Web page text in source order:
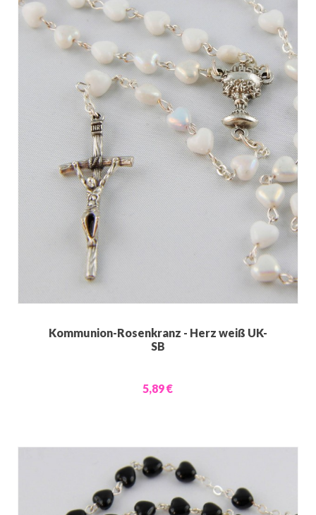
Kommunion-Rosenkranz - Herz weiß UK-
SB
5,89 €